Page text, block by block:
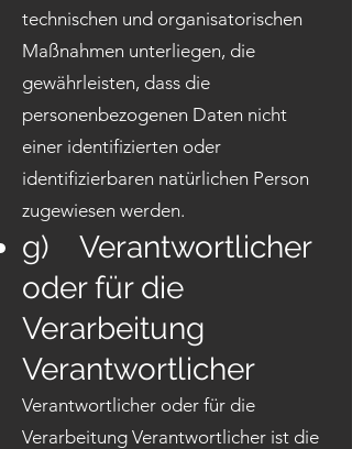
technischen und organisatorischen
Maßnahmen unterliegen, die
gewährleisten, dass die
personenbezogenen Daten nicht
einer identifizierten oder
identifizierbaren natürlichen Person
zugewiesen werden.
g) Verantwortlicher
oder für die
Verarbeitung
Verantwortlicher
Verantwortlicher oder für die
Verarbeitung Verantwortlicher ist die